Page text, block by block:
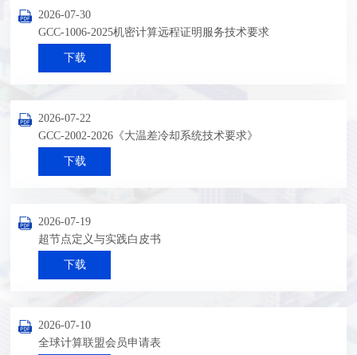
2026-07-30
GCC-1006-2025机密计算远程证明服务技术要求
下载
2026-07-22
GCC-2002-2026《大温差冷却系统技术要求》
下载
2026-07-19
超节点定义与实践白皮书
下载
2026-07-10
全球计算联盟会员申请表